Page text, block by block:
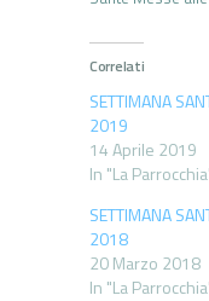
Correlati
SETTIMANA
2019
14 Aprile 2019
In "La
SETTIMANA
2018
20 Marzo 2018
In "La